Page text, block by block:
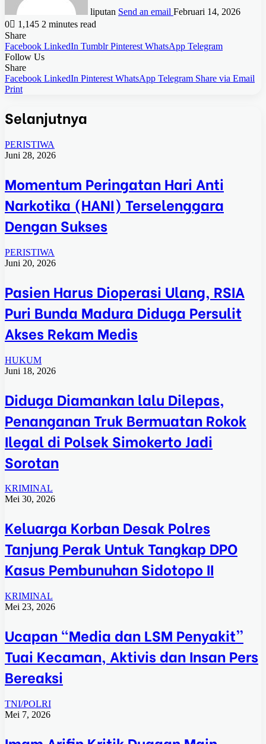
liputan Send an email Februari 14, 2026
0
1,145 2 minutes read
Share
Facebook LinkedIn Tumblr Pinterest WhatsApp Telegram
Follow Us
Share
Facebook LinkedIn Pinterest WhatsApp Telegram Share via Email
Print
Selanjutnya
PERISTIWA
Juni 28, 2026
Momentum Peringatan Hari Anti
Narkotika (HANI) Terselenggara
Dengan Sukses
PERISTIWA
Juni 20, 2026
Pasien Harus Dioperasi Ulang, RSIA
Puri Bunda Madura Diduga Persulit
Akses Rekam Medis
HUKUM
Juni 18, 2026
Diduga Diamankan lalu Dilepas,
Penanganan Truk Bermuatan Rokok
Ilegal di Polsek Simokerto Jadi
Sorotan
KRIMINAL
Mei 30, 2026
Keluarga Korban Desak Polres
Tanjung Perak Untuk Tangkap DPO
Kasus Pembunuhan Sidotopo II
KRIMINAL
Mei 23, 2026
Ucapan “Media dan LSM Penyakit”
Tuai Kecaman, Aktivis dan Insan Pers
Bereaksi
TNI/POLRI
Mei 7, 2026